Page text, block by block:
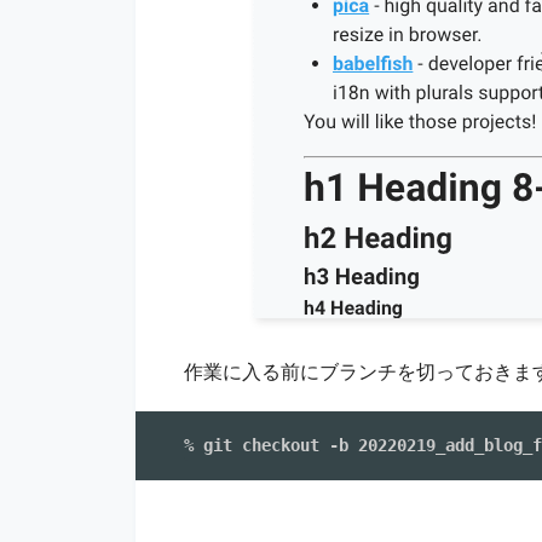
作業に入る前にブランチを切っておきま